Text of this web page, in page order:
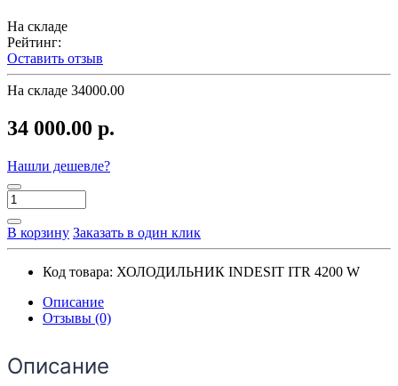
На складе
Рейтинг:
Оставить отзыв
На складе 34000.00
34 000.00 р.
Нашли дешевле?
В корзину Заказать в один клик
Код товара: ХОЛОДИЛЬНИК INDESIT ITR 4200 W
Описание
Отзывы (0)
Описание